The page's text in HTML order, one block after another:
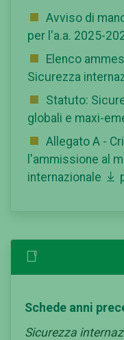
Avviso di
per l'a.a. 2025-
Elenco
Sicurezza
Statuto:
globali e maxi-
Allegato A -
l'ammissione al
internazionale
Schede anni
Sicurezza